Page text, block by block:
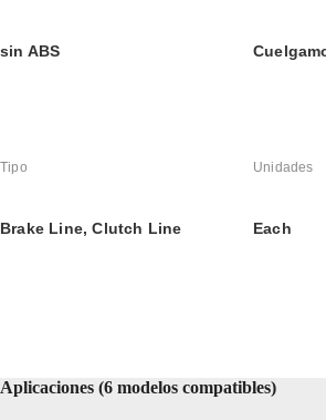
sin ABS
Tipo
Brake Line, Clutch Line
Unidades
Each
Aplicaciones (6 modelos compatibles)